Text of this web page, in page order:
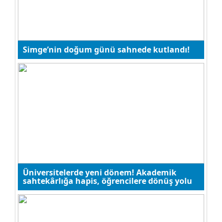
Yusuf Ünal
Şampiyonluğun Dönüştürücü
Etkisi
Nizamettin Mollasalihoğlu
Köpek gibi büyütülmüş çocuk!
Simge’nin doğum günü sahnede kutlandı!
Üniversitelerde yeni dönem! Akademik
sahtekârlığa hapis, öğrencilere dönüş yolu